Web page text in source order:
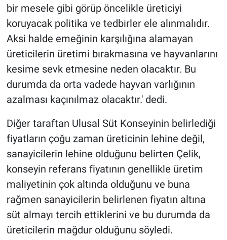
bir mesele gibi görüp öncelikle üreticiyi
koruyacak politika ve tedbirler ele alınmalıdır.
Aksi halde emeğinin karşılığına alamayan
üreticilerin üretimi bırakmasına ve hayvanlarını
kesime sevk etmesine neden olacaktır. Bu
durumda da orta vadede hayvan varlığının
azalması kaçınılmaz olacaktır.' dedi.
Diğer taraftan Ulusal Süt Konseyinin belirlediği
fiyatların çoğu zaman üreticinin lehine değil,
sanayicilerin lehine olduğunu belirten Çelik,
konseyin referans fiyatının genellikle üretim
maliyetinin çok altında olduğunu ve buna
rağmen sanayicilerin belirlenen fiyatın altına
süt almayı tercih ettiklerini ve bu durumda da
üreticilerin mağdur olduğunu söyledi.